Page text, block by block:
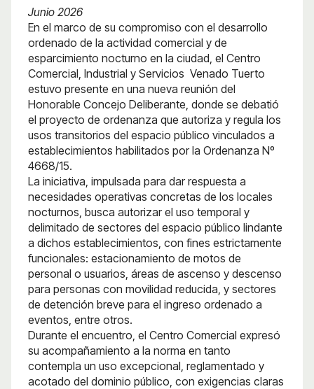
Junio 2026
En el marco de su compromiso con el desarrollo
ordenado de la actividad comercial y de
esparcimiento nocturno en la ciudad, el Centro
Comercial, Industrial y Servicios Venado Tuerto
estuvo presente en una nueva reunión del
Honorable Concejo Deliberante, donde se debatió
el proyecto de ordenanza que autoriza y regula los
usos transitorios del espacio público vinculados a
establecimientos habilitados por la Ordenanza Nº
4668/15.
La iniciativa, impulsada para dar respuesta a
necesidades operativas concretas de los locales
nocturnos, busca autorizar el uso temporal y
delimitado de sectores del espacio público lindante
a dichos establecimientos, con fines estrictamente
funcionales: estacionamiento de motos de
personal o usuarios, áreas de ascenso y descenso
para personas con movilidad reducida, y sectores
de detención breve para el ingreso ordenado a
eventos, entre otros.
Durante el encuentro, el Centro Comercial expresó
su acompañamiento a la norma en tanto
contempla un uso excepcional, reglamentado y
acotado del dominio público, con exigencias claras